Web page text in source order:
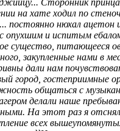
Сторонник
на хате ходил по
постоянно нюхал ацетон
опухшим и испитым
существо, питающееся
закупленные нами в
дали нам
город, гостеприимные
общаться с
делали наше
На этот раз я
всех